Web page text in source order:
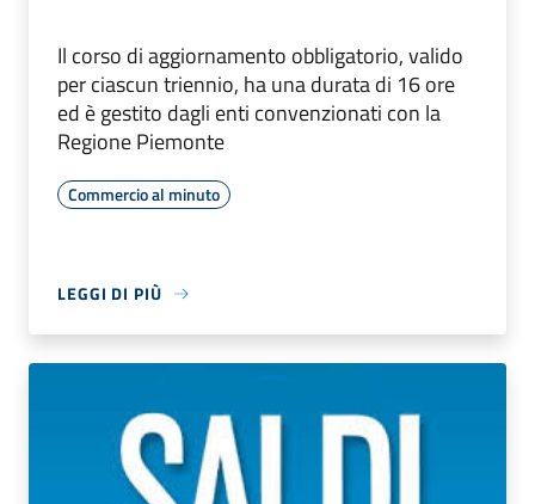
Il corso di aggiornamento obbligatorio, valido
per ciascun triennio, ha una durata di 16 ore
ed è gestito dagli enti convenzionati con la
Regione Piemonte
Commercio al minuto
LEGGI DI PIÙ